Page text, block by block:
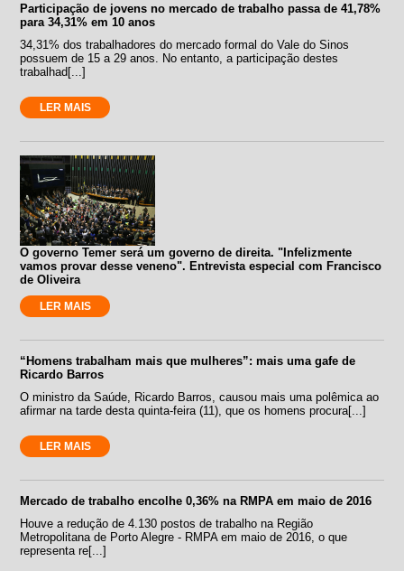
Participação de jovens no mercado de trabalho passa de 41,78%
para 34,31% em 10 anos
34,31% dos trabalhadores do mercado formal do Vale do Sinos
possuem de 15 a 29 anos. No entanto, a participação destes
trabalhad[...]
LER MAIS
O governo Temer será um governo de direita. "Infelizmente
vamos provar desse veneno". Entrevista especial com Francisco
de Oliveira
LER MAIS
“Homens trabalham mais que mulheres”: mais uma gafe de
Ricardo Barros
O ministro da Saúde, Ricardo Barros, causou mais uma polêmica ao
afirmar na tarde desta quinta-feira (11), que os homens procura[...]
LER MAIS
Mercado de trabalho encolhe 0,36% na RMPA em maio de 2016
Houve a redução de 4.130 postos de trabalho na Região
Metropolitana de Porto Alegre - RMPA em maio de 2016, o que
representa re[...]